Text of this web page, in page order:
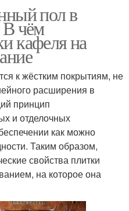
пол в
В чём
кафеля на
к жёстким покрытиям, не
расширения в
принцип
и отделочных
как можно
Таким образом,
свойства плитки
на которое она